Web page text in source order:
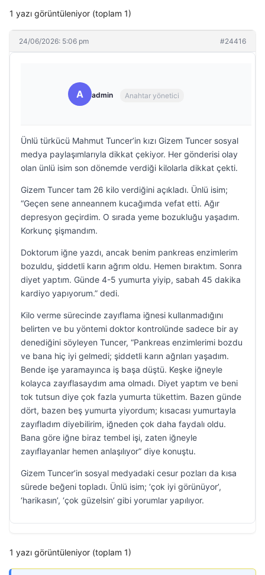
1 yazı görüntüleniyor (toplam 1)
24/06/2026: 5:06 pm #24416
A admin Anahtar yönetici
Ünlü türkücü Mahmut Tuncer’in kızı Gizem Tuncer sosyal
medya paylaşımlarıyla dikkat çekiyor. Her gönderisi olay
olan ünlü isim son dönemde verdiği kilolarla dikkat çekti.
Gizem Tuncer tam 26 kilo verdiğini açıkladı. Ünlü isim;
“Geçen sene anneannem kucağımda vefat etti. Ağır
depresyon geçirdim. O sırada yeme bozukluğu yaşadım.
Korkunç şişmandım.
Doktorum iğne yazdı, ancak benim pankreas enzimlerim
bozuldu, şiddetli karın ağrım oldu. Hemen bıraktım. Sonra
diyet yaptım. Günde 4-5 yumurta yiyip, sabah 45 dakika
kardiyo yapıyorum.” dedi.
Kilo verme sürecinde zayıflama iğnesi kullanmadığını
belirten ve bu yöntemi doktor kontrolünde sadece bir ay
denediğini söyleyen Tuncer, “Pankreas enzimlerimi bozdu
ve bana hiç iyi gelmedi; şiddetli karın ağrıları yaşadım.
Bende işe yaramayınca iş başa düştü. Keşke iğneyle
kolayca zayıflasaydım ama olmadı. Diyet yaptım ve beni
tok tutsun diye çok fazla yumurta tükettim. Bazen günde
dört, bazen beş yumurta yiyordum; kısacası yumurtayla
zayıfladım diyebilirim, iğneden çok daha faydalı oldu.
Bana göre iğne biraz tembel işi, zaten iğneyle
zayıflayanlar hemen anlaşılıyor” diye konuştu.
Gizem Tuncer’in sosyal medyadaki cesur pozları da kısa
sürede beğeni topladı. Ünlü isim; ‘çok iyi görünüyor’,
‘harikasın’, ‘çok güzelsin’ gibi yorumlar yapılıyor.
1 yazı görüntüleniyor (toplam 1)